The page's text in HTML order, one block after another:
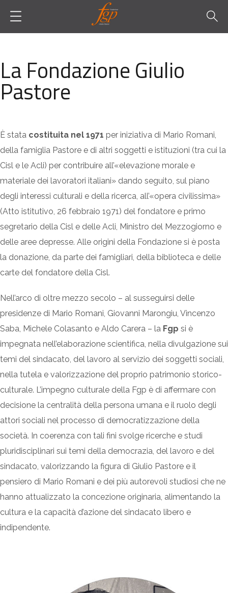
La Fondazione Giulio
Pastore
È stata costituita nel 1971 per iniziativa di Mario Romani,
della famiglia Pastore e di altri soggetti e istituzioni (tra cui la
Cisl e le Acli) per contribuire all’«elevazione morale e
materiale dei lavoratori italiani» dando seguito, sul piano
degli interessi culturali e della ricerca, all’«opera civilissima»
(Atto istitutivo, 26 febbraio 1971) del fondatore e primo
segretario della Cisl e delle Acli, Ministro del Mezzogiorno e
delle aree depresse. Alle origini della Fondazione si è posta
la donazione, da parte dei famigliari, della biblioteca e delle
carte del fondatore della Cisl.
Nell’arco di oltre mezzo secolo – al susseguirsi delle
presidenze di Mario Romani, Giovanni Marongiu, Vincenzo
Saba, Michele Colasanto e Aldo Carera – la Fgp si è
impegnata nell’elaborazione scientifica, nella divulgazione sui
temi del sindacato, del lavoro al servizio dei soggetti sociali,
nella tutela e valorizzazione del proprio patrimonio storico-
culturale. L’impegno culturale della Fgp è di affermare con
decisione la centralità della persona umana e il ruolo degli
attori sociali nel processo di democratizzazione della
società. In coerenza con tali fini svolge ricerche e studi
pluridisciplinari sui temi della democrazia, del lavoro e del
sindacato, valorizzando la figura di Giulio Pastore e il
pensiero di Mario Romani e dei più autorevoli studiosi che ne
hanno attualizzato la concezione originaria, alimentando la
cultura e la capacità d’azione del sindacato libero e
indipendente.